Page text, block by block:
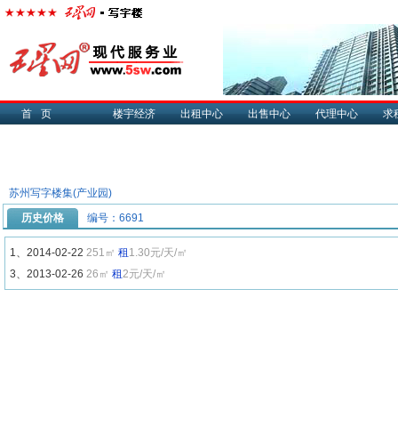
首页 楼宇经济 出租中心 出售中心 代理中心 求
苏州写字楼集(产业园)
历史价格
编号：6691
1、2014-02-22 251㎡ 租 1.30元/天/㎡
3、2013-02-26 26㎡ 租2元/天/㎡